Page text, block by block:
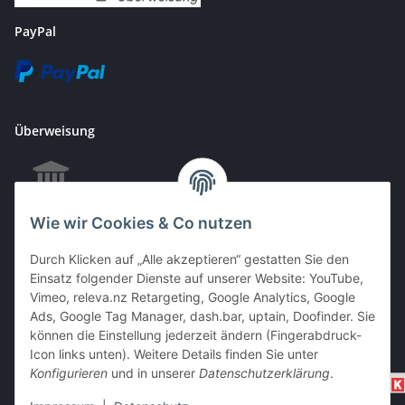
Wie wir Cookies & Co nutzen
Durch Klicken auf „Alle akzeptieren“ gestatten Sie den
Einsatz folgender Dienste auf unserer Website: YouTube,
Vimeo, releva.nz Retargeting, Google Analytics, Google
Ads, Google Tag Manager, dash.bar, uptain, Doofinder. Sie
können die Einstellung jederzeit ändern (Fingerabdruck-
Icon links unten). Weitere Details finden Sie unter
Konfigurieren und in unserer Datenschutzerklärung.
PayPal
Überweisung
EC & Kreditkartenzahlung bei Abholung
Barzahlung bei Abholung